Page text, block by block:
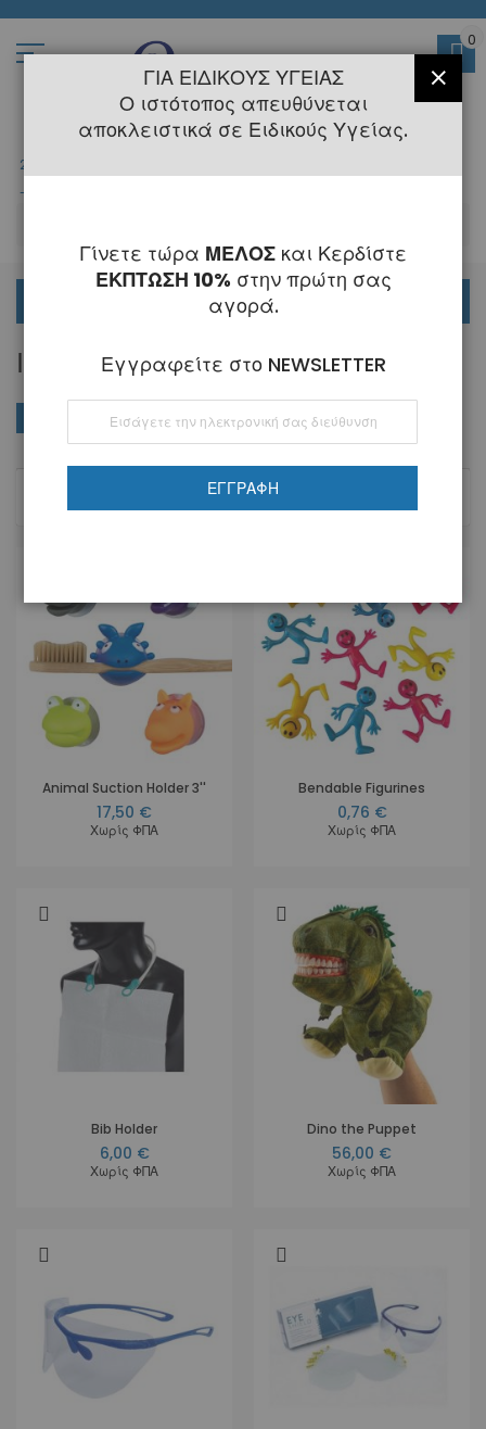
στο
2108145775
-
0
ΙΑΤΡΟΎ-ΑΣΘΕΝΟΎΣ
Ταξινόμηση κατά
Animal Suction Holder 3''
17,50 €
Χωρίς ΦΠΑ
Bendable Figurines
0,76 €
Χωρίς ΦΠΑ
Bib Holder
6,00 €
Χωρίς ΦΠΑ
Dino the Puppet
56,00 €
Χωρίς ΦΠΑ
ΑΓΟΡΆ ΚΑΤΆ
ΓΙΑ ΕΙΔΙΚΟΎΣ ΥΓΕΊΑΣ
Ο ιστότοπος απευθύνεται
αποκλειστικά σε Ειδικούς Υγείας.
Γίνετε τώρα ΜΕΛΟΣ και Κερδίστε
ΕΚΠΤΩΣΗ 10% στην πρώτη σας
αγορά.
Εγγραφείτε στο NEWSLETTER
Εγγραφή
στο
Ενημερωτικό
ΕΓΓΡΑΦΉ